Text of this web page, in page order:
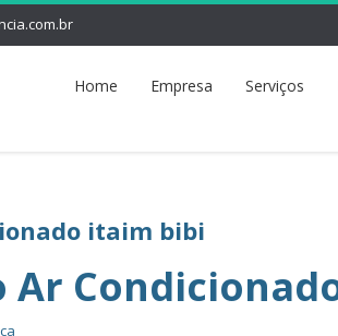
Home Empresa Serviços
itaim bibi
Ar